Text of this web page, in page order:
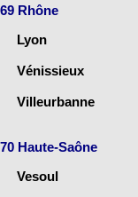
69 Rhône
Lyon
Vénissieux
Villeurbanne
70 Haute-Saône
Vesoul